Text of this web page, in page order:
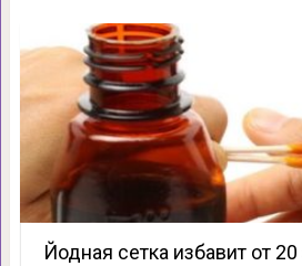
Йодная сетка избавит от